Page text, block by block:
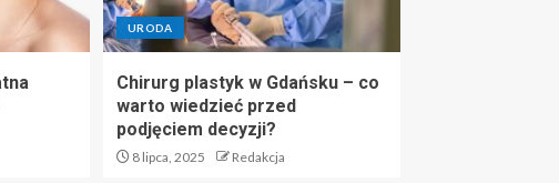
URODA
Chirurg plastyk w Gdańsku – co
warto wiedzieć przed
podjęciem decyzji?
8 lipca, 2025 Redakcja